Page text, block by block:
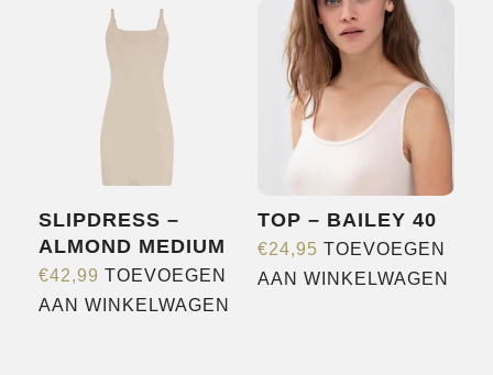
SLIPDRESS –
ALMOND MEDIUM
€42,99 TOEVOEGEN
AAN WINKELWAGEN
TOP – BAILEY 40
€24,95 TOEVOEGEN
AAN WINKELWAGEN